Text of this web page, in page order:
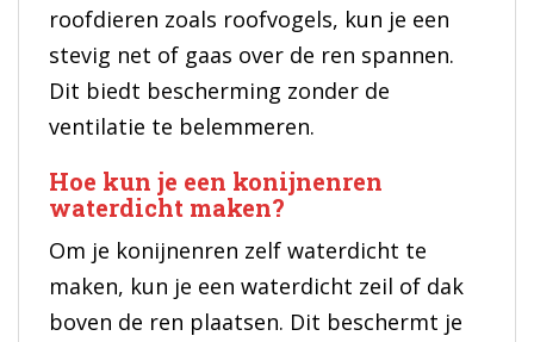
roofdieren zoals roofvogels, kun je een
stevig net of gaas over de ren spannen.
Dit biedt bescherming zonder de
ventilatie te belemmeren.
Hoe kun je een konijnenren
waterdicht maken?
Om je konijnenren zelf waterdicht te
maken, kun je een waterdicht zeil of dak
boven de ren plaatsen. Dit beschermt je